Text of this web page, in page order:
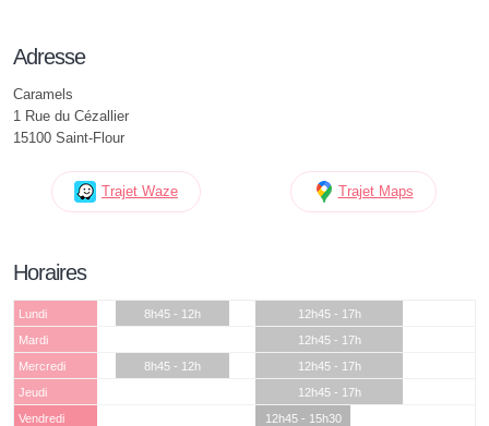
Adresse
Caramels
1 Rue du Cézallier
15100 Saint-Flour
Trajet Waze Trajet Maps
Horaires
Lundi 8h45 - 12h
12h45 - 17h
Mardi
12h45 - 17h
Mercredi
8h45 - 12h
12h45 - 17h
Jeudi
12h45 - 17h
Vendredi
12h45 - 15h30